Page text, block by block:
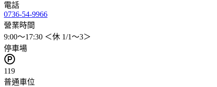
電話
0736-54-9966
營業時間
9:00～17:30 ＜休 1/1～3＞
停車場
119
普通車位